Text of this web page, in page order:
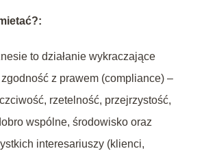
to działanie wykraczające
z prawem (compliance) –
rzetelność, przejrzystość,
wspólne, środowisko oraz
interesariuszy (klienci,